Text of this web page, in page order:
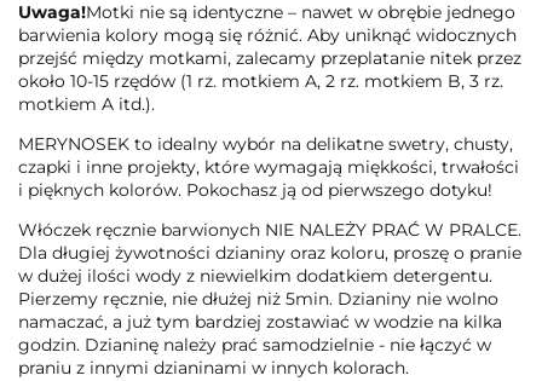
Uwaga!Motki nie są identyczne – nawet w obrębie jednego
barwienia kolory mogą się różnić. Aby uniknąć widocznych
przejść między motkami, zalecamy przeplatanie nitek przez
około 10-15 rzędów (1 rz. motkiem A, 2 rz. motkiem B, 3 rz.
motkiem A itd.).
MERYNOSEK to idealny wybór na delikatne swetry, chusty,
czapki i inne projekty, które wymagają miękkości, trwałości
i pięknych kolorów. Pokochasz ją od pierwszego dotyku!
Włóczek ręcznie barwionych NIE NALEŻY PRAĆ W PRALCE.
Dla długiej żywotności dzianiny oraz koloru, proszę o pranie
w dużej ilości wody z niewielkim dodatkiem detergentu.
Pierzemy ręcznie, nie dłużej niż 5min. Dzianiny nie wolno
namaczać, a już tym bardziej zostawiać w wodzie na kilka
godzin. Dzianinę należy prać samodzielnie - nie łączyć w
praniu z innymi dzianinami w innych kolorach.